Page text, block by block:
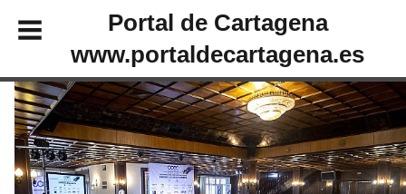
Portal de Cartagena
www.portaldecartagena.es